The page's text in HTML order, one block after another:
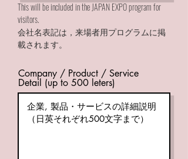
This will be included in the JAPAN EXPO program for
visitors.
会社名表記は，来場者用プログラムに掲
載されます。
Company / Product / Service
Detail (up to 500 leters)